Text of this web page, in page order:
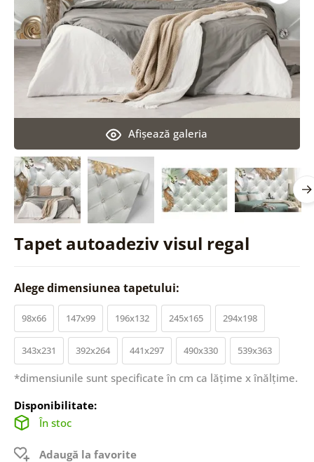
Tapet autoadeziv visul regal
Afişează galeria
Alege dimensiunea tapetului:
98x66 147x99 196x132 245x165 294x198
343x231 392x264 441x297 490x330 539x363
*dimensiunile sunt specificate în cm ca lățime x înălțime.
Disponibilitate:
În stoc
Adaugă la favorite